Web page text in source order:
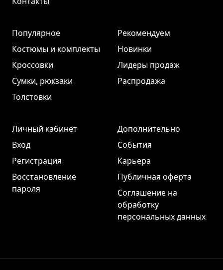
Популярное
Костюмы и комплекты
Кроссовки
Сумки, рюкзаки
Толстовки
Рекомендуем
Новинки
Лидеры продаж
Распродажа
Личный кабинет
Вход
Регистрация
Восстановление
пароля
Дополнительно
События
Карьера
Публичная оферта
Соглашение на
обработку
персональных данных